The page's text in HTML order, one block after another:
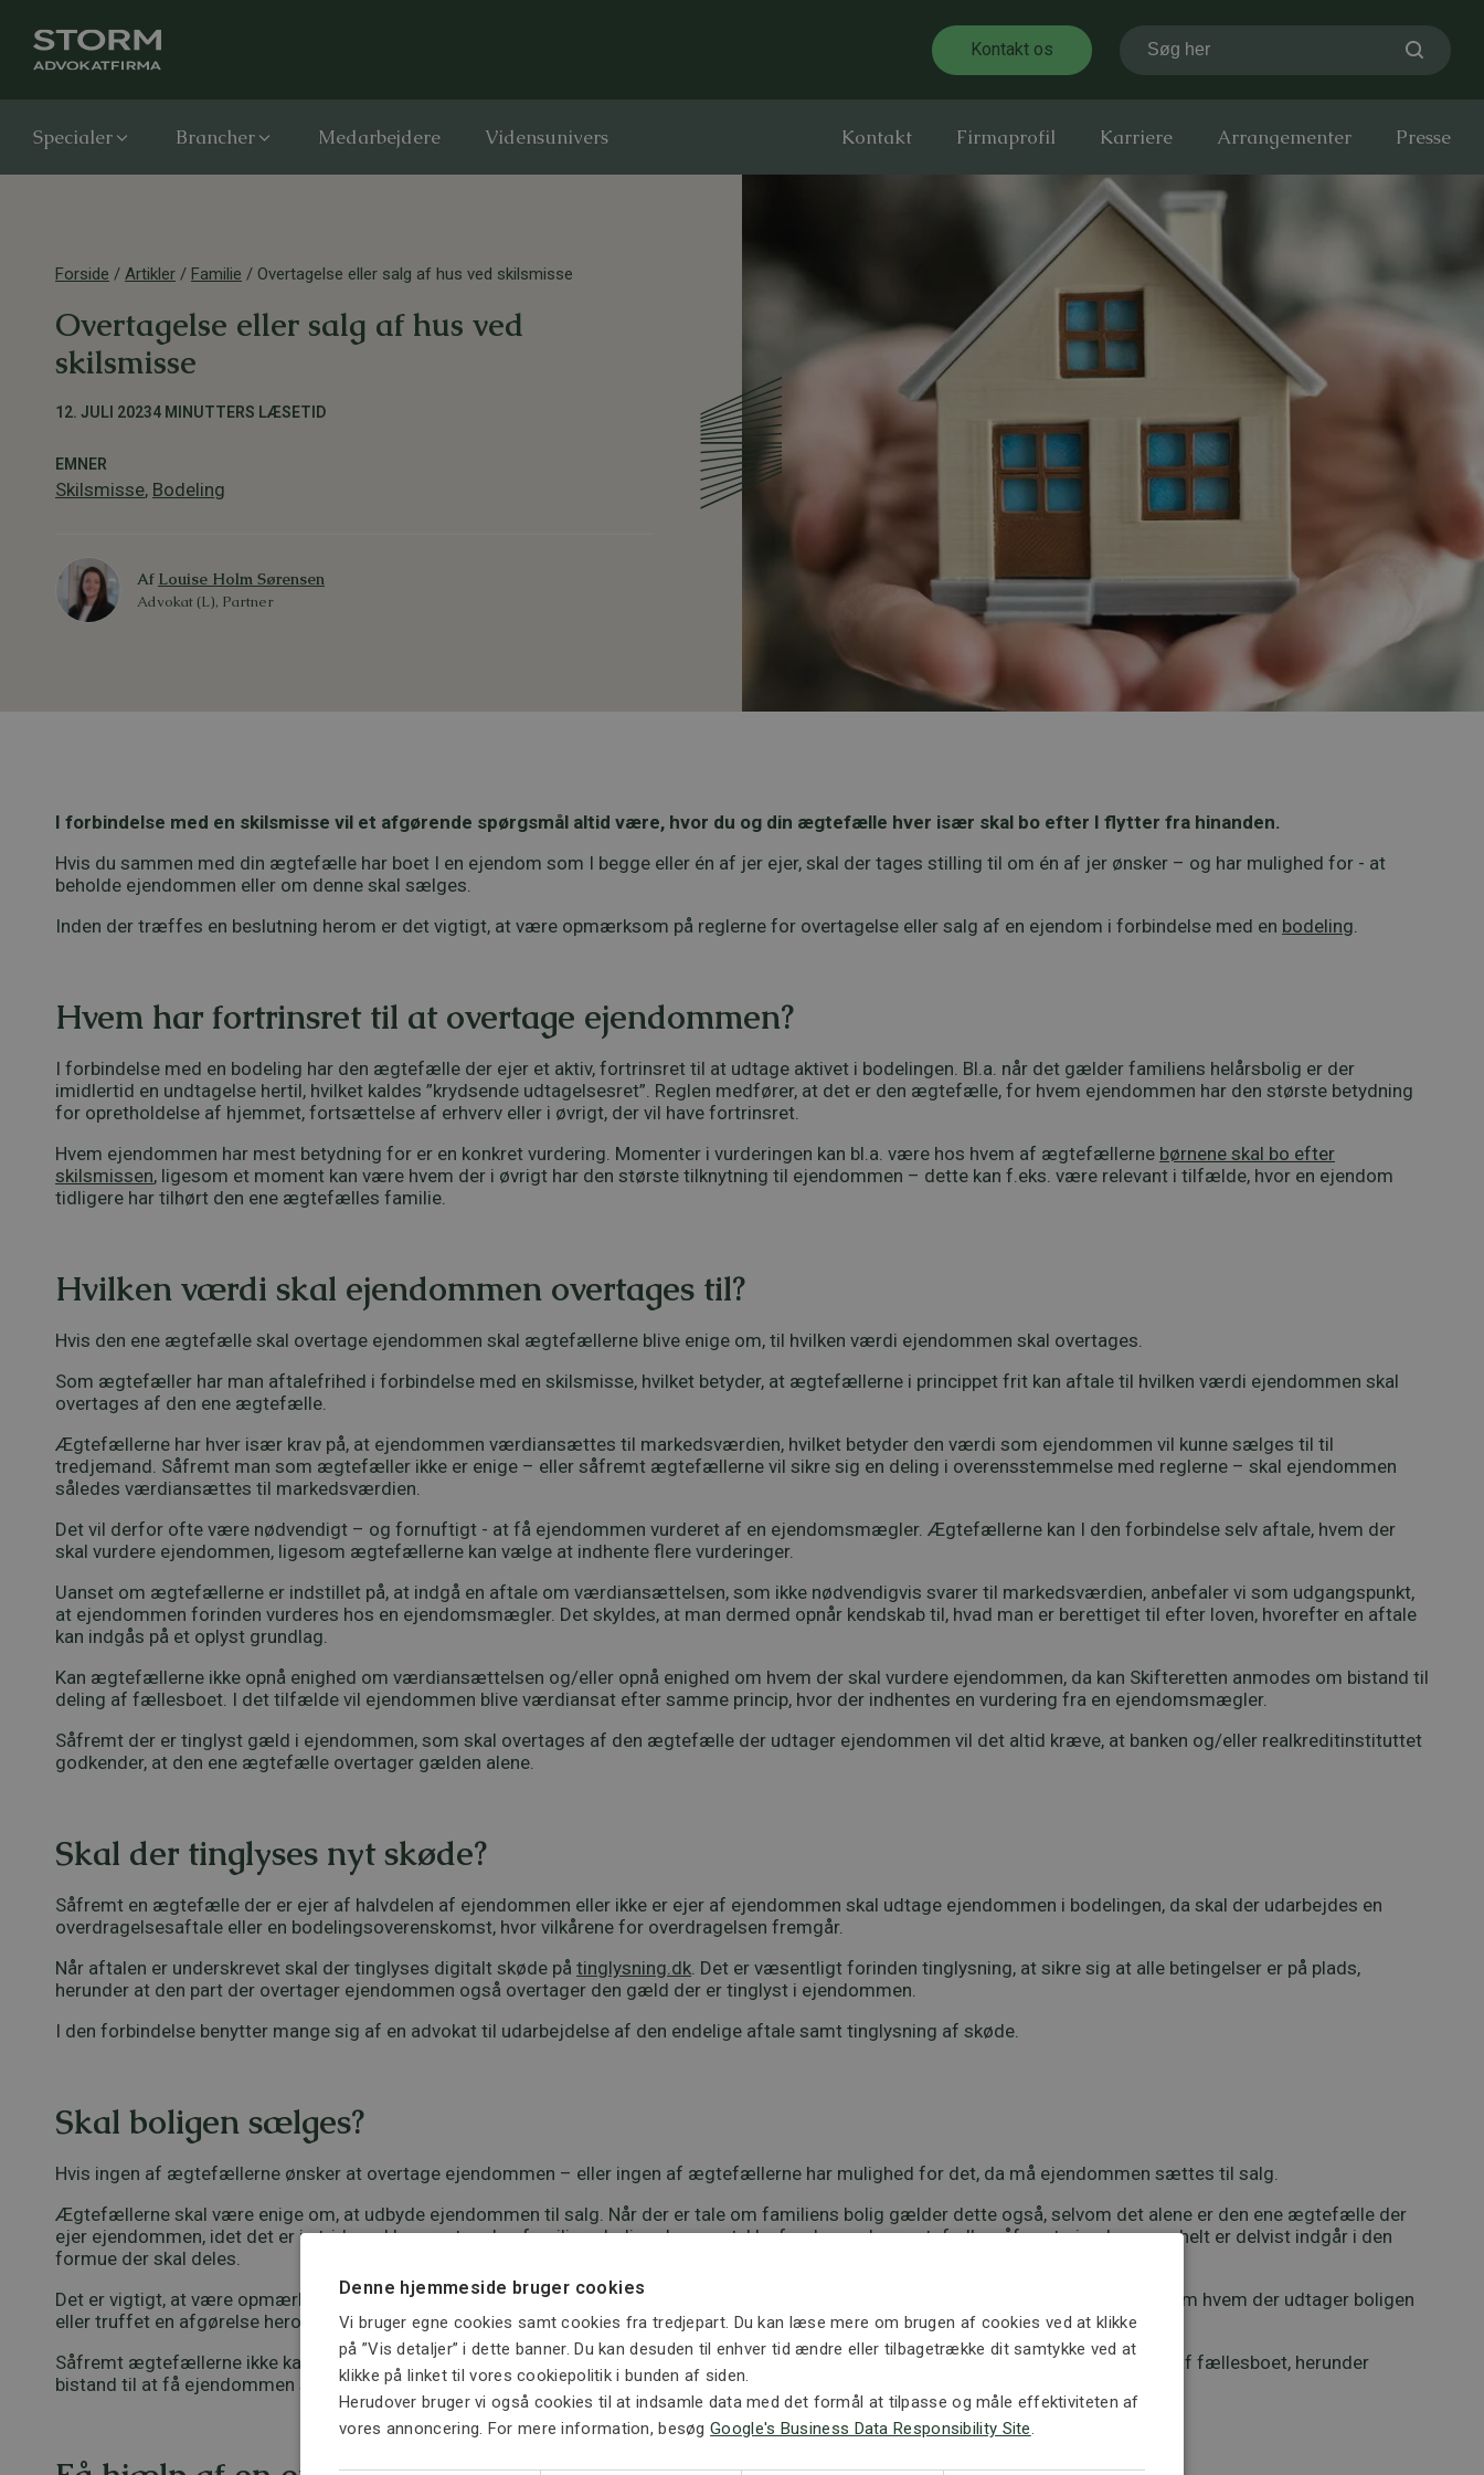
Kontakt os Søg her
Specialer Brancher Medarbejdere Vidensunivers Kontakt Firmaprofil Karriere Arrangementer Presse
Forside / Artikler / Familie / Overtagelse eller salg af hus ved skilsmisse
Overtagelse eller salg af hus ved
skilsmisse
12. JULI 20234 MINUTTERS LÆSETID
EMNER
Skilsmisse, Bodeling
Af Louise Holm Sørensen
Advokat (L), Partner
I forbindelse med en skilsmisse vil et afgørende spørgsmål altid være, hvor du og din ægtefælle hver især skal bo efter I flytter fra hinanden.
Hvis du sammen med din ægtefælle har boet I en ejendom som I begge eller én af jer ejer, skal der tages stilling til om én af jer ønsker – og har mulighed for - at
beholde ejendommen eller om denne skal sælges.
Inden der træffes en beslutning herom er det vigtigt, at være opmærksom på reglerne for overtagelse eller salg af en ejendom i forbindelse med en bodeling.
Hvem har fortrinsret til at overtage ejendommen?
I forbindelse med en bodeling har den ægtefælle der ejer et aktiv, fortrinsret til at udtage aktivet i bodelingen. Bl.a. når det gælder familiens helårsbolig er der
imidlertid en undtagelse hertil, hvilket kaldes ”krydsende udtagelsesret”. Reglen medfører, at det er den ægtefælle, for hvem ejendommen har den største betydning
for opretholdelse af hjemmet, fortsættelse af erhverv eller i øvrigt, der vil have fortrinsret.
Hvem ejendommen har mest betydning for er en konkret vurdering. Momenter i vurderingen kan bl.a. være hos hvem af ægtefællerne børnene skal bo efter
skilsmissen, ligesom et moment kan være hvem der i øvrigt har den største tilknytning til ejendommen – dette kan f.eks. være relevant i tilfælde, hvor en ejendom
tidligere har tilhørt den ene ægtefælles familie.
Hvilken værdi skal ejendommen overtages til?
Hvis den ene ægtefælle skal overtage ejendommen skal ægtefællerne blive enige om, til hvilken værdi ejendommen skal overtages.
Som ægtefæller har man aftalefrihed i forbindelse med en skilsmisse, hvilket betyder, at ægtefællerne i princippet frit kan aftale til hvilken værdi ejendommen skal
overtages af den ene ægtefælle.
Ægtefællerne har hver især krav på, at ejendommen værdiansættes til markedsværdien, hvilket betyder den værdi som ejendommen vil kunne sælges til til
tredjemand. Såfremt man som ægtefæller ikke er enige – eller såfremt ægtefællerne vil sikre sig en deling i overensstemmelse med reglerne – skal ejendommen
således værdiansættes til markedsværdien.
Det vil derfor ofte være nødvendigt – og fornuftigt - at få ejendommen vurderet af en ejendomsmægler. Ægtefællerne kan I den forbindelse selv aftale, hvem der
skal vurdere ejendommen, ligesom ægtefællerne kan vælge at indhente flere vurderinger.
Uanset om ægtefællerne er indstillet på, at indgå en aftale om værdiansættelsen, som ikke nødvendigvis svarer til markedsværdien, anbefaler vi som udgangspunkt,
at ejendommen forinden vurderes hos en ejendomsmægler. Det skyldes, at man dermed opnår kendskab til, hvad man er berettiget til efter loven, hvorefter en aftale
kan indgås på et oplyst grundlag.
Kan ægtefællerne ikke opnå enighed om værdiansættelsen og/eller opnå enighed om hvem der skal vurdere ejendommen, da kan Skifteretten anmodes om bistand til
deling af fællesboet. I det tilfælde vil ejendommen blive værdiansat efter samme princip, hvor der indhentes en vurdering fra en ejendomsmægler.
Såfremt der er tinglyst gæld i ejendommen, som skal overtages af den ægtefælle der udtager ejendommen vil det altid kræve, at banken og/eller realkreditinstituttet
godkender, at den ene ægtefælle overtager gælden alene.
Skal der tinglyses nyt skøde?
Såfremt en ægtefælle der er ejer af halvdelen af ejendommen eller ikke er ejer af ejendommen skal udtage ejendommen i bodelingen, da skal der udarbejdes en
overdragelsesaftale eller en bodelingsoverenskomst, hvor vilkårene for overdragelsen fremgår.
Når aftalen er underskrevet skal der tinglyses digitalt skøde på tinglysning.dk. Det er væsentligt forinden tinglysning, at sikre sig at alle betingelser er på plads,
herunder at den part der overtager ejendommen også overtager den gæld der er tinglyst i ejendommen.
I den forbindelse benytter mange sig af en advokat til udarbejdelse af den endelige aftale samt tinglysning af skøde.
Skal boligen sælges?
Hvis ingen af ægtefællerne ønsker at overtage ejendommen – eller ingen af ægtefællerne har mulighed for det, da må ejendommen sættes til salg.
Ægtefællerne skal være enige om, at udbyde ejendommen til salg. Når der er tale om familiens bolig gælder dette også, selvom det alene er den ene ægtefælle der
ejer ejendommen, idet det er i strid med loven, at sælge familiens bolig uden samtykke fra den anden ægtefælle, såfremt ejendommen helt er delvist indgår i den
formue der skal deles.
Det er vigtigt, at være opmærksom på, at reglen også gælder efter en separation eller skilsmisse, indtil der er indgået en endelig aftale om hvem der udtager boligen
eller truffet en afgørelse herom.
Såfremt ægtefællerne ikke kan opnå enighed om et salg er det i den sammenhæng Skifteretten der skal anmodes om bistand til deling af fællesboet, herunder
bistand til at få ejendommen solgt bedst muligt.
Denne hjemmeside bruger cookies
Vi bruger egne cookies samt cookies fra tredjepart. Du kan læse mere om brugen af cookies ved at klikke
på ”Vis detaljer” i dette banner. Du kan desuden til enhver tid ændre eller tilbagetrække dit samtykke ved at
klikke på linket til vores cookiepolitik i bunden af siden.
Herudover bruger vi også cookies til at indsamle data med det formål at tilpasse og måle effektiviteten af
vores annoncering. For mere information, besøgGoogle's Business Data Responsibility Site.